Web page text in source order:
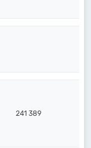
241 389